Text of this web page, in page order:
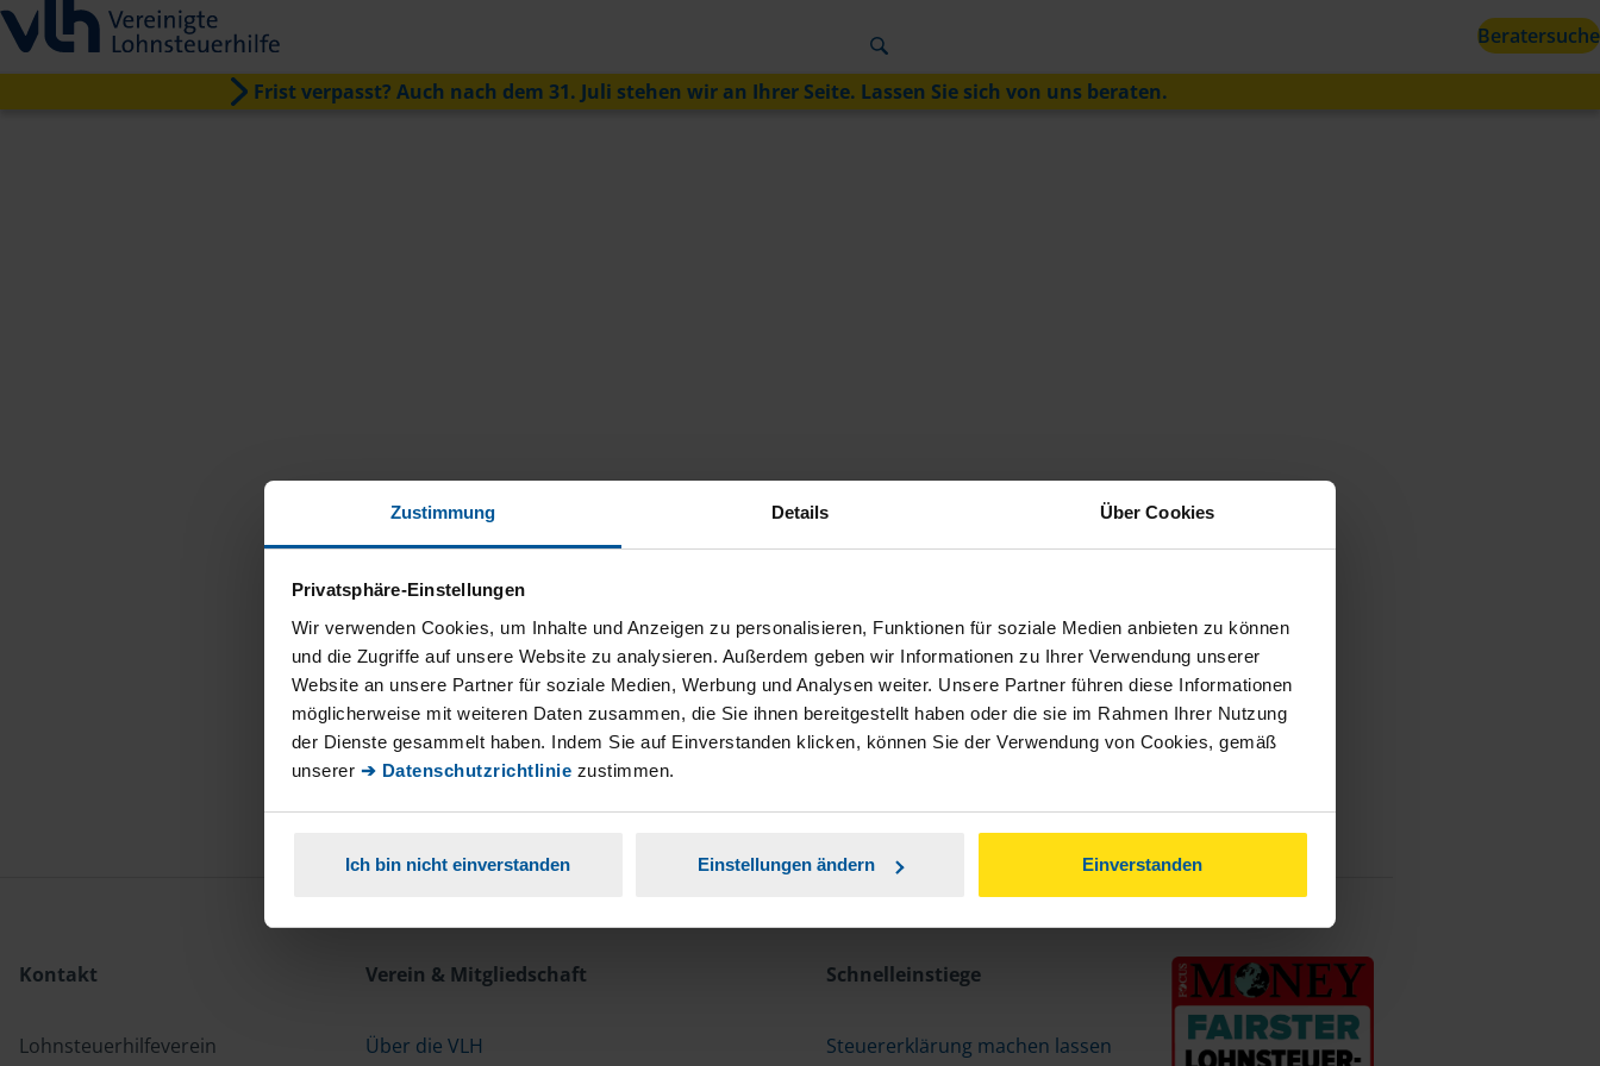
Zustimmung Details Über Cookies
Privatsphäre-Einstellungen
Wir verwenden Cookies, um Inhalte und Anzeigen zu personalisieren, Funktionen für soziale Medien anbieten zu können
und die Zugriffe auf unsere Website zu analysieren. Außerdem geben wir Informationen zu Ihrer Verwendung unserer
Website an unsere Partner für soziale Medien, Werbung und Analysen weiter. Unsere Partner führen diese Informationen
möglicherweise mit weiteren Daten zusammen, die Sie ihnen bereitgestellt haben oder die sie im Rahmen Ihrer Nutzung
der Dienste gesammelt haben. Indem Sie auf Einverstanden klicken, können Sie der Verwendung von Cookies, gemäß
unserer ➔ Datenschutzrichtlinie zustimmen.
Ich bin nicht einverstanden Einstellungen ändern Einverstanden
Beratersuche
Frist verpasst? Auch nach dem 31. Juli stehen wir an Ihrer Seite. Lassen Sie sich von uns beraten.
Kontakt
Lohnsteuerhilfeverein
Verein & Mitgliedschaft
Über die VLH
Schnelleinstiege
Steuererklärung machen lassen